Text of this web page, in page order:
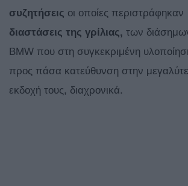
συζητήσεις οι οποίες
διαστάσεις της γρίλιας, των
BMW που στη συγκεκριμένη
προς πάσα κατεύθυνση στην
εκδοχή τους, διαχρονικά.